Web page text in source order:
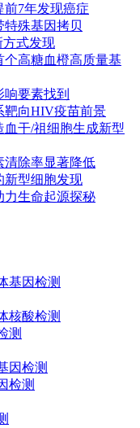
前7年发现癌症
特殊基因拷贝
方式发现
个高糖血橙高质量基
响要素找到
靶向HIV疫苗前景
血干/祖细胞生成新型
清除率显著降低
新型细胞发现
力生命起源探秘
基因检测
核酸检测
测
因检测
检测